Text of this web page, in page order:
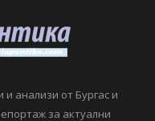
анализи от Бургас и
за актуални